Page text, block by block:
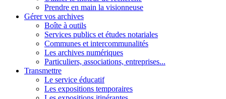
Prendre en main la visionneuse
Gérer vos archives
Boîte à outils
Services publics et études notariales
Communes et intercommunalités
Les archives numériques
Particuliers, associations, entreprises...
Transmettre
Le service éducatif
Les expositions temporaires